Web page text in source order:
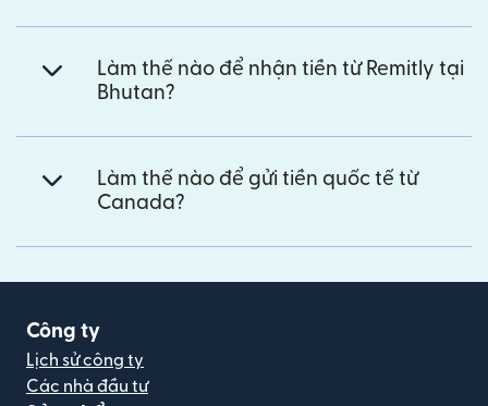
Làm thế nào để nhận tiền từ Remitly tại
Bhutan?
Làm thế nào để gửi tiền quốc tế từ
Canada?
Công ty
Lịch sử công ty
Các nhà đầu tư